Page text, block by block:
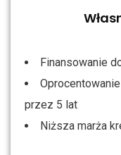
Finansowanie
przez 5 lat
Niższa marża